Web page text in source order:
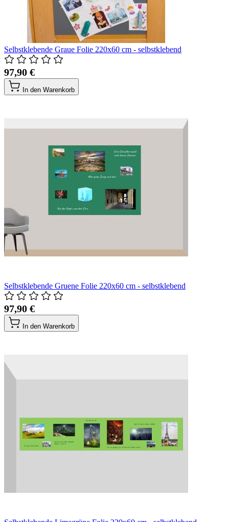
Selbstklebende Graue Folie 220x60 cm - selbstklebend
97,90 €
In den Warenkorb
Selbstklebende Gruene Folie 220x60 cm - selbstklebend
97,90 €
In den Warenkorb